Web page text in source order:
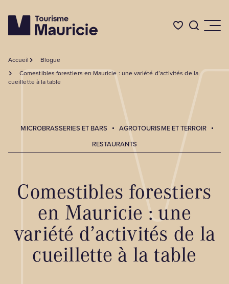
Quoi faire
Où manger
Événements
L'été en Mauricie
BLOGUE
Accueil
Blogue
Comestibles forestiers en Mauricie : une variété d’activités de la
cueillette à la table
MICROBRASSERIES ET BARS
AGROTOURISME ET TERROIR
RESTAURANTS
Comestibles forestiers
en Mauricie : une
variété d’activités de la
cueillette à la table